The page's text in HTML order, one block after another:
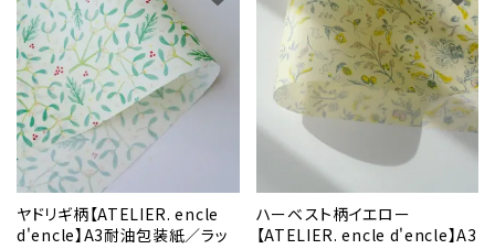
ヤドリギ柄【ATELIER. encle
d'encle】A3耐油包装紙／ラッ
ハーベスト柄イエロー
【ATELIER. encle d'encle】A3